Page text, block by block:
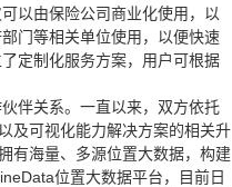
以由保险公司商业化使用，以
门等相关单位使用，以便快速
定制化服务方案，用户可根据
伴关系。一直以来，双方依托
及可视化能力解决方案的相关升
有海量、多源位置大数据，构建
位置大数据平台，目前日